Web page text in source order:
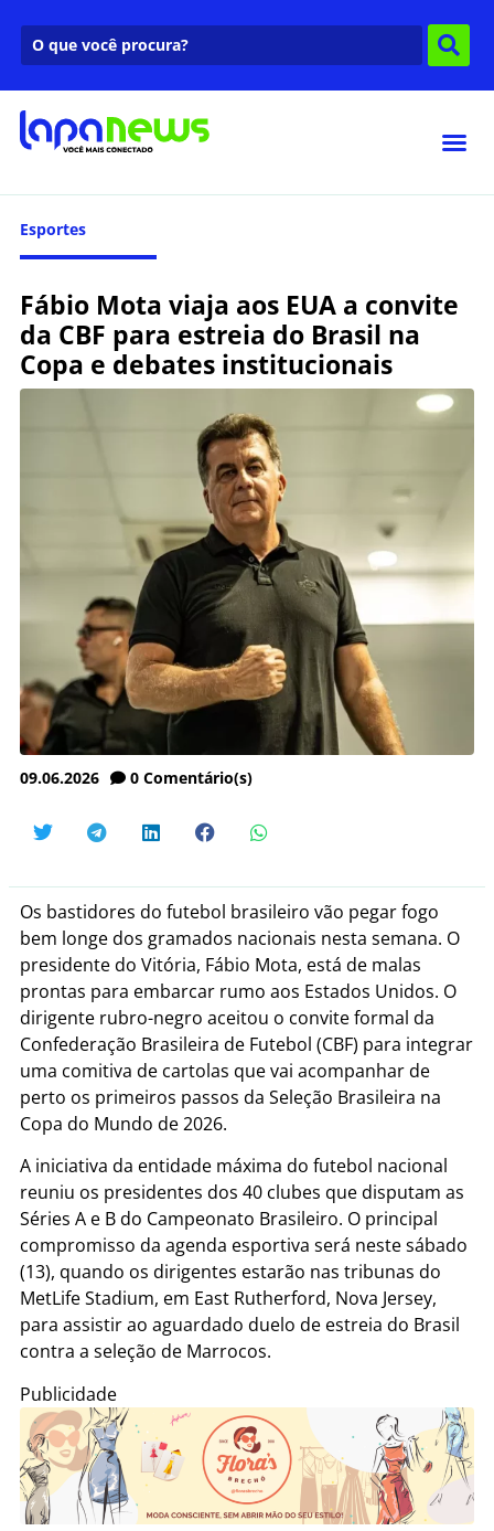
Esportes
Fábio Mota viaja aos EUA a convite
da CBF para estreia do Brasil na
Copa e debates institucionais
09.06.2026 0 Comentário(s)
Os bastidores do futebol brasileiro vão pegar fogo
bem longe dos gramados nacionais nesta semana. O
presidente do Vitória, Fábio Mota, está de malas
prontas para embarcar rumo aos Estados Unidos. O
dirigente rubro-negro aceitou o convite formal da
Confederação Brasileira de Futebol (CBF) para integrar
uma comitiva de cartolas que vai acompanhar de
perto os primeiros passos da Seleção Brasileira na
Copa do Mundo de 2026.
A iniciativa da entidade máxima do futebol nacional
reuniu os presidentes dos 40 clubes que disputam as
Séries A e B do Campeonato Brasileiro. O principal
compromisso da agenda esportiva será neste sábado
(13), quando os dirigentes estarão nas tribunas do
MetLife Stadium, em East Rutherford, Nova Jersey,
para assistir ao aguardado duelo de estreia do Brasil
contra a seleção de Marrocos.
Publicidade